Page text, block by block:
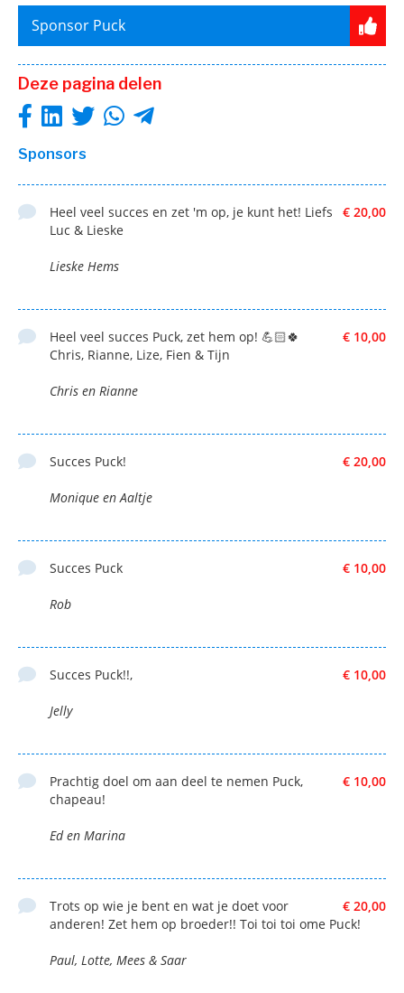
Sponsor Puck
Deze pagina delen
Sponsors
€ 20,00
Heel veel succes en zet 'm op, je kunt het! Liefs
Luc & Lieske
Lieske Hems
€ 10,00
Heel veel succes Puck, zet hem op! 💪🏻🍀
Chris, Rianne, Lize, Fien & Tijn
Chris en Rianne
€ 20,00
Succes Puck!
Monique en Aaltje
€ 10,00
Succes Puck
Rob
€ 10,00
Succes Puck!!,
Jelly
€ 10,00
Prachtig doel om aan deel te nemen Puck,
chapeau!
Ed en Marina
€ 20,00
Trots op wie je bent en wat je doet voor
anderen! Zet hem op broeder!! Toi toi toi ome Puck!
Paul, Lotte, Mees & Saar